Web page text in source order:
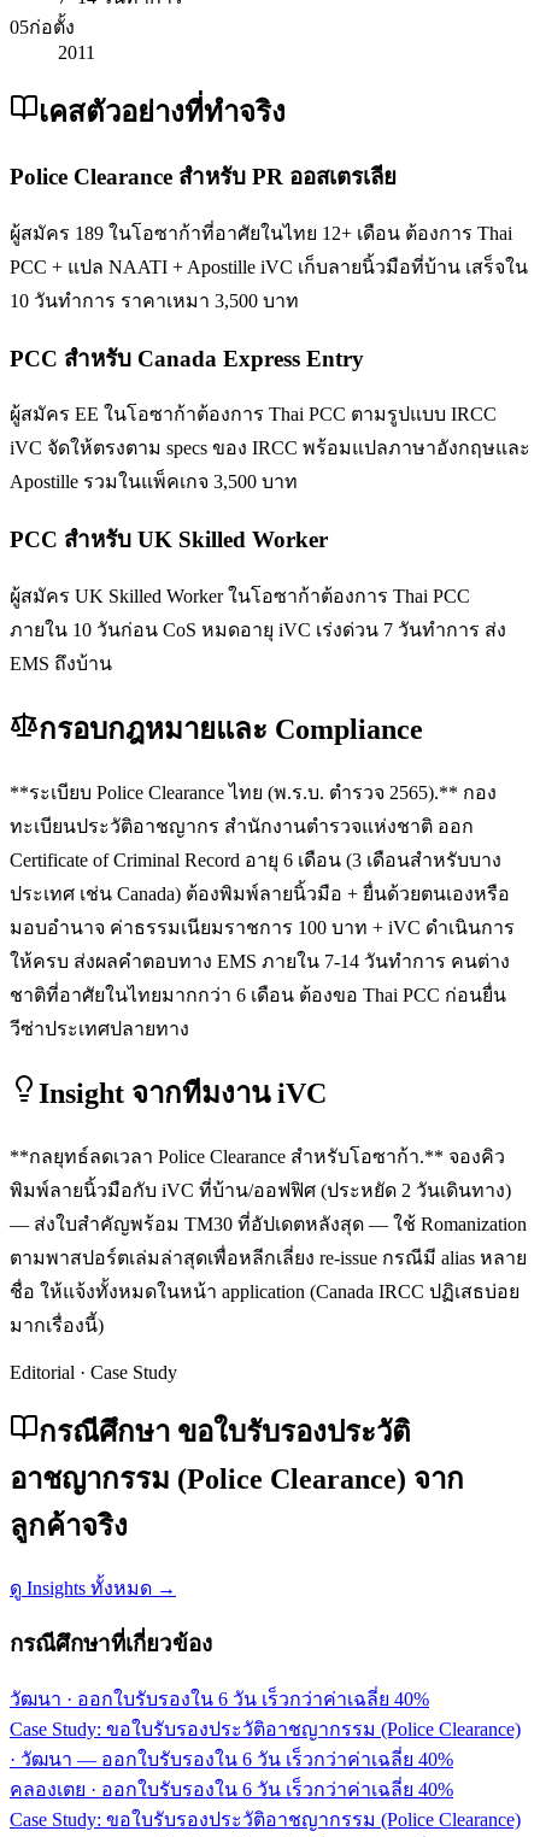
05ก่อตั้ง
2011
เคสตัวอย่างที่ทำจริง
Police Clearance สำหรับ PR ออสเตรเลีย
ผู้สมัคร 189 ในโอซาก้าที่อาศัยในไทย 12+ เดือน ต้องการ Thai
PCC + แปล NAATI + Apostille iVC เก็บลายนิ้วมือที่บ้าน เสร็จใน
10 วันทำการ ราคาเหมา 3,500 บาท
PCC สำหรับ Canada Express Entry
ผู้สมัคร EE ในโอซาก้าต้องการ Thai PCC ตามรูปแบบ IRCC
iVC จัดให้ตรงตาม specs ของ IRCC พร้อมแปลภาษาอังกฤษและ
Apostille รวมในแพ็คเกจ 3,500 บาท
PCC สำหรับ UK Skilled Worker
ผู้สมัคร UK Skilled Worker ในโอซาก้าต้องการ Thai PCC
ภายใน 10 วันก่อน CoS หมดอายุ iVC เร่งด่วน 7 วันทำการ ส่ง
EMS ถึงบ้าน
กรอบกฎหมายและ Compliance
**ระเบียบ Police Clearance ไทย (พ.ร.บ. ตำรวจ 2565).** กอง
ทะเบียนประวัติอาชญากร สำนักงานตำรวจแห่งชาติ ออก
Certificate of Criminal Record อายุ 6 เดือน (3 เดือนสำหรับบาง
ประเทศ เช่น Canada) ต้องพิมพ์ลายนิ้วมือ + ยื่นด้วยตนเองหรือ
มอบอำนาจ ค่าธรรมเนียมราชการ 100 บาท + iVC ดำเนินการ
ให้ครบ ส่งผลคำตอบทาง EMS ภายใน 7-14 วันทำการ คนต่าง
ชาติที่อาศัยในไทยมากกว่า 6 เดือน ต้องขอ Thai PCC ก่อนยื่น
วีซ่าประเทศปลายทาง
Insight จากทีมงาน iVC
**กลยุทธ์ลดเวลา Police Clearance สำหรับโอซาก้า.** จองคิว
พิมพ์ลายนิ้วมือกับ iVC ที่บ้าน/ออฟฟิศ (ประหยัด 2 วันเดินทาง)
— ส่งใบสำคัญพร้อม TM30 ที่อัปเดตหลังสุด — ใช้ Romanization
ตามพาสปอร์ตเล่มล่าสุดเพื่อหลีกเลี่ยง re-issue กรณีมี alias หลาย
ชื่อ ให้แจ้งทั้งหมดในหน้า application (Canada IRCC ปฏิเสธบ่อย
มากเรื่องนี้)
Editorial · Case Study
กรณีศึกษา ขอใบรับรองประวัติ
อาชญากรรม (Police Clearance) จาก
ลูกค้าจริง
ดู Insights ทั้งหมด →
กรณีศึกษาที่เกี่ยวข้อง
วัฒนา · ออกใบรับรองใน 6 วัน เร็วกว่าค่าเฉลี่ย 40%
Case Study: ขอใบรับรองประวัติอาชญากรรม (Police Clearance)
· วัฒนา — ออกใบรับรองใน 6 วัน เร็วกว่าค่าเฉลี่ย 40%
คลองเตย · ออกใบรับรองใน 6 วัน เร็วกว่าค่าเฉลี่ย 40%
Case Study: ขอใบรับรองประวัติอาชญากรรม (Police Clearance)